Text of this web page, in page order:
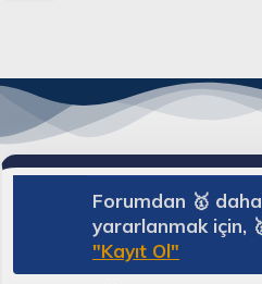
Forumdan 🥇
yararlanmak için,
"Kayıt Ol"